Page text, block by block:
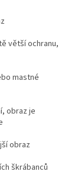
větší ochranu,
mastné
obraz je
obraz
škrábanců